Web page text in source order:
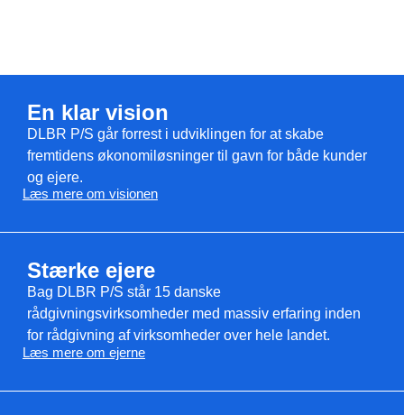
En klar vision
DLBR P/S går forrest i udviklingen for at skabe
fremtidens økonomiløsninger til gavn for både kunder
og ejere.
Læs mere om visionen
Stærke ejere
Bag DLBR P/S står 15 danske
rådgivningsvirksomheder med massiv erfaring inden
for rådgivning af virksomheder over hele landet.
Læs mere om ejerne